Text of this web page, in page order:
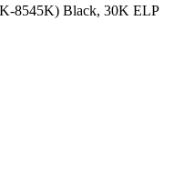
8545K) Black, 30K ELP